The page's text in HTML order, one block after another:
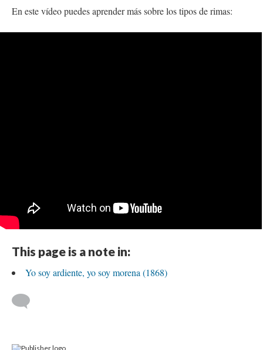
En este vídeo puedes aprender más sobre los tipos de rimas:
This page is a note in:
Yo soy ardiente, yo soy morena (1868)